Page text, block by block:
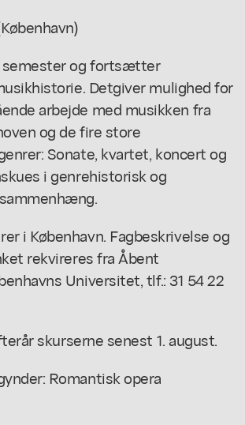
semester og fortsætter
Detgiver mulighed for
arbejde med musikken fra
og de fire store
Sonate, kvartet, koncert og
i genrehistorisk og
i København. Fagbeskrivelse og
rekvireres fra Åbent
Universitet, tlf.: 31 54 22
skurserne senest 1. august.
Romantisk opera